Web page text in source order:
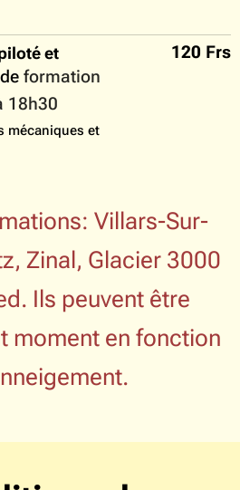
et
formation
18h30
mécaniques et
120 Frs
Villars-Sur-
Zinal, Glacier 3000
Ils peuvent être
moment en fonction